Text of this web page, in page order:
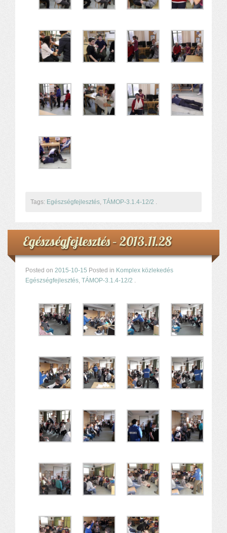
Tags: Egészségfejlesztés, TÁMOP-3.1.4-12/2 .
Egészségfejlesztés – 2013.11.28
Posted on 2015-10-15 Posted in Komplex közlekedés
Egészségfejlesztés, TÁMOP-3.1.4-12/2 .